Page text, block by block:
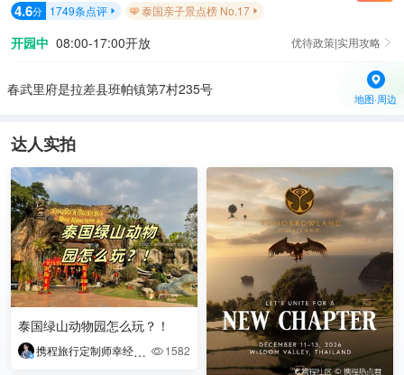
4.6分 1749条点评  泰国亲子景点榜 No.17 
开园中 08:00-17:00开放 优待政策|实用攻略 
春武里府是拉差县班帕镇第7村235号
地图·周边
达人实拍
泰国绿山动物园怎么玩？！
携程旅行定制师幸经斌Mony  1582